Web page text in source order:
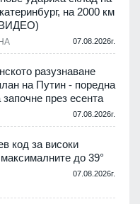
на 2000 км
07.08.2026г.
разузнаване
на Путин - поредна
през есента
07.08.2026г.
код за високи
до 39°
07.08.2026г.